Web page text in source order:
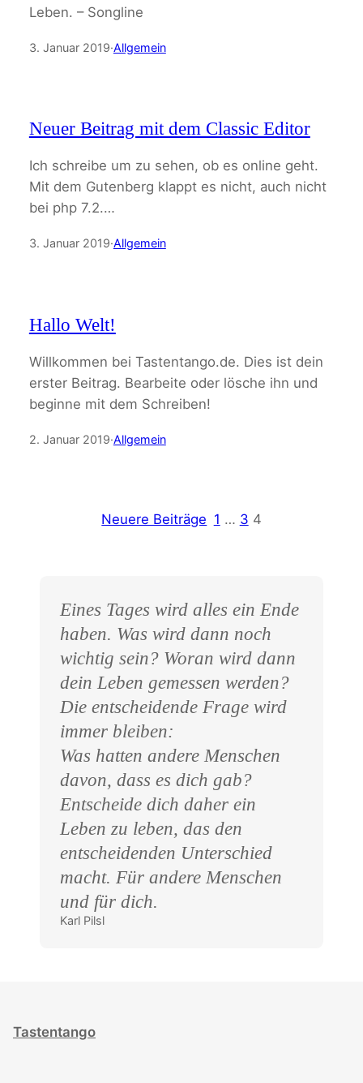
Leben. – Songline
3. Januar 2019·Allgemein
Neuer Beitrag mit dem Classic Editor
Ich schreibe um zu sehen, ob es online geht.
Mit dem Gutenberg klappt es nicht, auch nicht
bei php 7.2.…
3. Januar 2019·Allgemein
Hallo Welt!
Willkommen bei Tastentango.de. Dies ist dein
erster Beitrag. Bearbeite oder lösche ihn und
beginne mit dem Schreiben!
2. Januar 2019·Allgemein
Neuere Beiträge 1 … 3 4
Eines Tages wird alles ein Ende
haben. Was wird dann noch
wichtig sein? Woran wird dann
dein Leben gemessen werden?
Die entscheidende Frage wird
immer bleiben:
Was hatten andere Menschen
davon, dass es dich gab?
Entscheide dich daher ein
Leben zu leben, das den
entscheidenden Unterschied
macht. Für andere Menschen
und für dich.
Karl Pilsl
Tastentango